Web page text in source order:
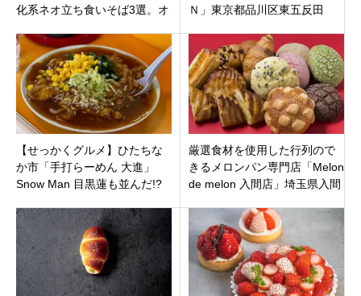
化系ネオ立ち食いそば3選。オ
もラインナップ
Ｎ」東京都品川区東五反田
【せっかくグルメ】ひたちな
か市「手打らーめん 大進」
Snow Man 目黒蓮も並んだ!?
し」の聖地
厳選食材を使用した行列ので
きるメロンパン専門店「Melon
de melon 入間店」埼玉県入間